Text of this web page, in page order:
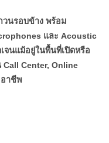
วนรอบข้าง พร้อม
และ Acoustic
จนแม้อยู่ในพื้นที่เปิดหรือ
Call Center, Online
าชีพ